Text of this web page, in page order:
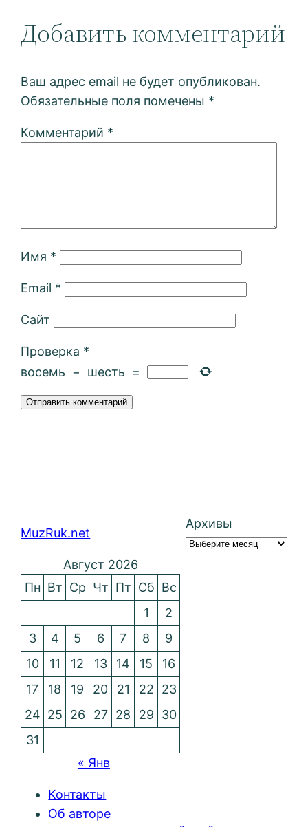
Добавить комментарий
Ваш адрес email не будет опубликован.
Обязательные поля помечены *
Комментарий *
Имя *
Email *
Сайт
Проверка *
восемь − шесть =
MuzRuk.net
Архивы
Август 2026
Пн Вт Ср Чт Пт Сб Вс
1
2
3
4 5 6 7 8
9
10
11 12 13 14 15
16
17
18 19 20 21 22
23
24 25 26 27 28 29
30
31
« Янв
Контакты
Об авторе